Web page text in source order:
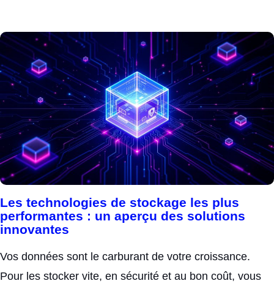
Les technologies de stockage les plus
performantes : un aperçu des solutions
innovantes
Vos données sont le carburant de votre croissance.
Pour les stocker vite, en sécurité et au bon coût, vous